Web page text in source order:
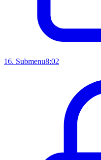
16. Submenu8:02